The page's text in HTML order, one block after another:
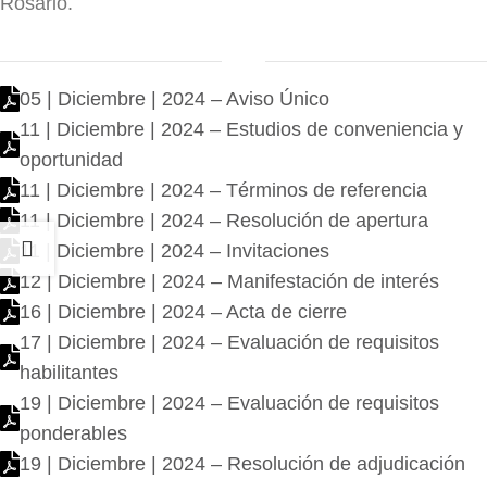
05 | Diciembre | 2024 – Aviso Único
11 | Diciembre | 2024 – Estudios de conveniencia y
oportunidad
11 | Diciembre | 2024 – Términos de referencia
11 | Diciembre | 2024 – Resolución de apertura
11 | Diciembre | 2024 – Invitaciones
12 | Diciembre | 2024 – Manifestación de interés
16 | Diciembre | 2024 – Acta de cierre
17 | Diciembre | 2024 – Evaluación de requisitos
habilitantes
19 | Diciembre | 2024 – Evaluación de requisitos
ponderables
19 | Diciembre | 2024 – Resolución de adjudicación